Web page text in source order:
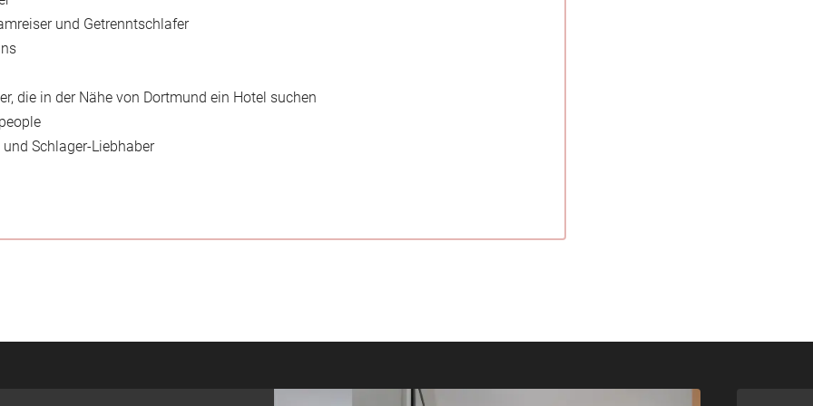
und Getrenntschlafer
die in der Nähe von Dortmund ein Hotel suchen
Schlager-Liebhaber
*Pflichtfelder
Anfragen